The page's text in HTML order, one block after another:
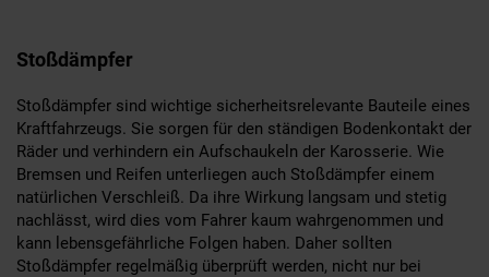
Stoßdämpfer
Stoßdämpfer sind wichtige sicherheitsrelevante Bauteile eines
Kraftfahrzeugs. Sie sorgen für den ständigen Bodenkontakt der
Räder und verhindern ein Aufschaukeln der Karosserie. Wie
Bremsen und Reifen unterliegen auch Stoßdämpfer einem
natürlichen Verschleiß. Da ihre Wirkung langsam und stetig
nachlässt, wird dies vom Fahrer kaum wahrgenommen und
kann lebensgefährliche Folgen haben. Daher sollten
Stoßdämpfer regelmäßig überprüft werden, nicht nur bei